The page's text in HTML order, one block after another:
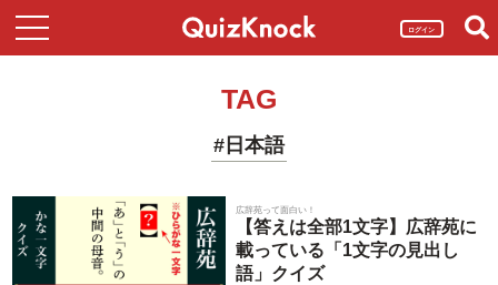
ログイン
TAG
#日本語
広辞苑って面白い！
【答えは全部1文字】広辞苑に
載っている「1文字の見出し
語」クイズ